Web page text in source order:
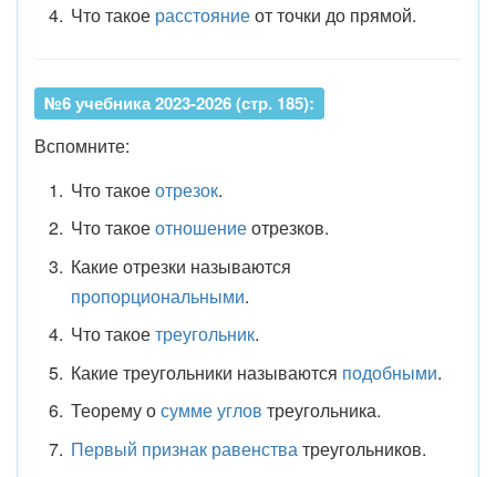
Что такое расстояниеот точки до прямой.
№6 учебника 2023-2026 (стр. 185):
Вспомните:
Что такоеотрезок.
Что такоеотношениеотрезков.
Какие отрезки называются
пропорциональными.
Что такоетреугольник.
Какие треугольники называются подобными.
Теорему осумме углов треугольника.
Первый признак равенства треугольников.